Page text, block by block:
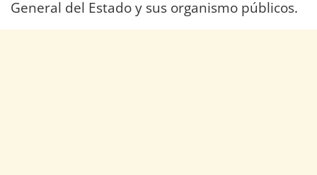
General del Estado y sus organismo públicos.